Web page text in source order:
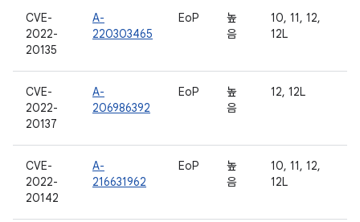
CVE-
2022-
20135
A-
220303465
EoP
높
음
10, 11, 12,
12L
CVE-
2022-
20137
A-
206986392
EoP
높
음
12, 12L
CVE-
2022-
20142
A-
216631962
EoP
높
음
10, 11, 12,
12L